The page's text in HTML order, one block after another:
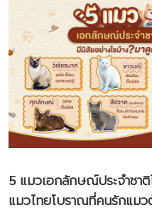
5 แมวเอกลักษณ์ประจำชา
แมวไทยโบราณที่คนรักแม